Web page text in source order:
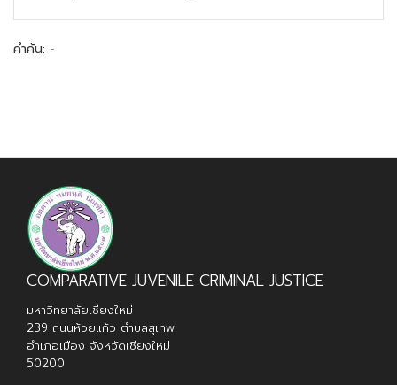
คำค้น: -
COMPARATIVE JUVENILE CRIMINAL JUSTICE
มหาวิทยาลัยเชียงใหม่
239 ถนนห้วยแก้ว ตำบลสุเทพ
อำเภอเมือง จังหวัดเชียงใหม่
50200